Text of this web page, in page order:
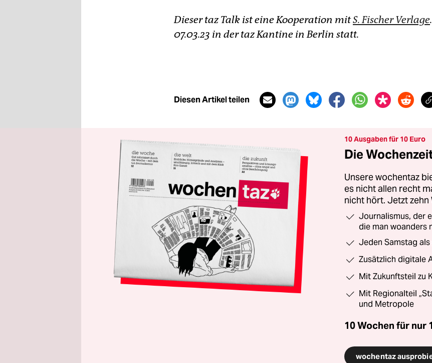
Dieser taz Talk ist eine Kooperation mitS. Fischer Verlage
07.03.23 in der taz Kantine in Berlin statt.
Diesen Artikel teilen
10 Ausgaben für 10 Euro
Die
Unsere wochentaz
es nicht allen recht
nicht hört. Jetzt zehn
Journalismus, der
die man woanders
Jeden Samstag
Zusätzlich digitale
Mit Zukunftsteil zu
Mit Regionalteil
und Metropole
10 Wochen für nur
wochentaz